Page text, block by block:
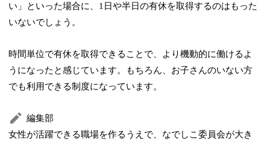
い」といった場合に、1日や半日の有休を取得するのはもった
いないでしょう。
時間単位で有休を取得できることで、より機動的に働けるよ
うになったと感じています。もちろん、お子さんのいない方
でも利用できる制度になっています。
編集部
女性が活躍できる職場を作るうえで、なでしこ委員会が大き